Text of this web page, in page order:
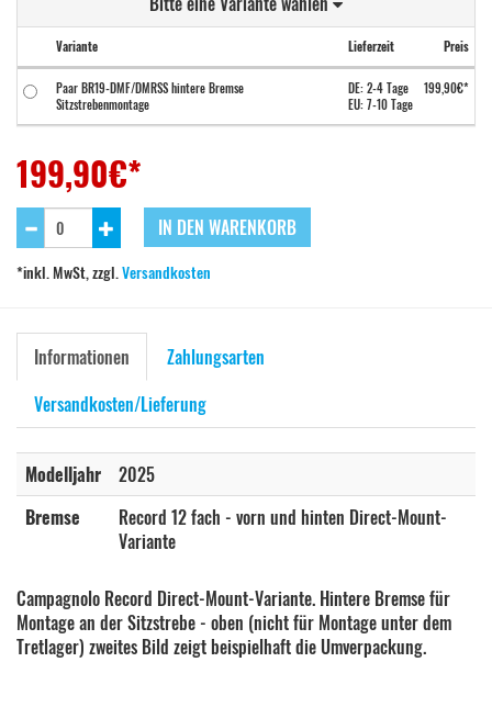
Variante Lieferzeit Preis
Paar BR19-DMF/DMRSS hintere Bremse
Sitzstrebenmontage
DE: 2-4 Tage
EU: 7-10 Tage
199,90€*
199,90€*
IN DEN WARENKORB
*inkl. MwSt, zzgl.Versandkosten
Informationen
Zahlungsarten
Versandkosten/Lieferung
Modelljahr
2025
Bremse
Record 12 fach - vorn und hinten Direct-Mount-
Variante
Campagnolo Record Direct-Mount-Variante. Hintere Bremse für
Montage an der Sitzstrebe - oben (nicht für Montage unter dem
Tretlager) zweites Bild zeigt beispielhaft die Umverpackung.